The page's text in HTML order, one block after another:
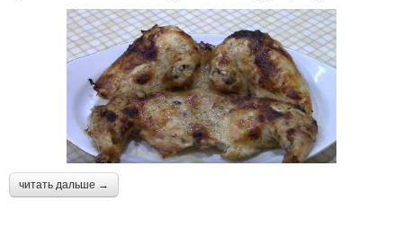
читать дальше →